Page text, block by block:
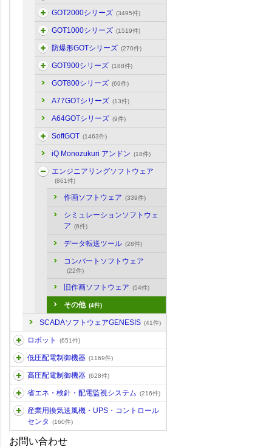
GOT2000シリーズ (3495件)
GOT1000シリーズ (1519件)
防爆形GOTシリーズ (270件)
GOT900シリーズ (188件)
GOT800シリーズ (69件)
A77GOTシリーズ (13件)
A64GOTシリーズ (9件)
SoftGOT (1463件)
iQ Monozukuri アンドン (18件)
エンジニアリングソフトウェア
(861件)
作画ソフトウェア (339件)
シミュレーションソフトウェ
ア (6件)
データ転送ツール (28件)
コンバートソフトウェア
(22件)
旧作画ソフトウェア (54件)
その他 (4件)
SCADAソフトウェアGENESIS (41件)
ロボット (651件)
低圧配電制御機器 (1169件)
高圧配電制御機器 (628件)
省エネ・検針・配電監視システム (216件)
産業用換気送風機・UPS・コントロール
センタ
(160件)
お問い合わせ